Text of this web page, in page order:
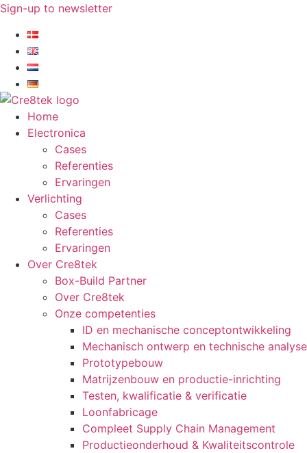
Ga
inhoud
Sign-up to newsletter​
Home
Electronica
Cases
Referenties
Ervaringen
Verlichting
Cases
Referenties
Ervaringen
Over Cre8tek
Box-Build Partner
Over Cre8tek
Onze competenties
ID en mechanische conceptontwikkeling
Mechanisch ontwerp en technische analyse
Prototypebouw
Matrijzenbouw en productie-inrichting
Testen, kwalificatie & verificatie
Loonfabricage
Compleet Supply Chain Management
Productieonderhoud & Kwaliteitscontrole